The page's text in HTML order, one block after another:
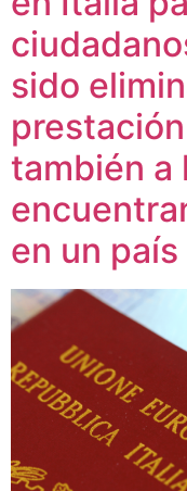
sido
también a
en un país